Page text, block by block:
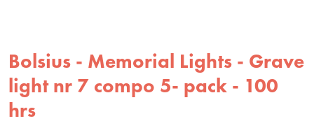
Bolsius - Memorial Lights - Grave
light nr 7 compo 5- pack - 100
hrs